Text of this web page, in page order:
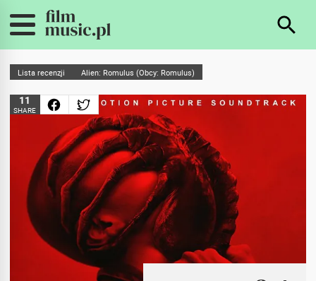
Lista recenzji Alien: Romulus (Obcy: Romulus)
11
SHARE